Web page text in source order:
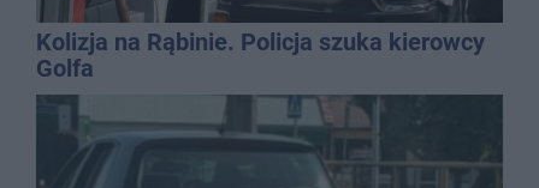
Kolizja na Rąbinie. Policja szuka kierowcy
Golfa